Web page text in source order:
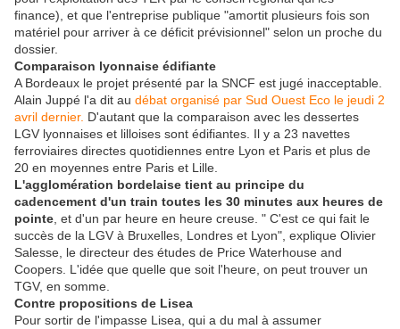
finance), et que l'entreprise publique "amortit plusieurs fois son
matériel pour arriver à ce déficit prévisionnel" selon un proche du
dossier.
Comparaison lyonnaise édifiante
A Bordeaux le projet présenté par la SNCF est jugé inacceptable.
Alain Juppé l'a dit au débat organisé par Sud Ouest Eco le jeudi 2
avril dernier. D'autant que la comparaison avec les dessertes
LGV lyonnaises et lilloises sont édifiantes. Il y a 23 navettes
ferroviaires directes quotidiennes entre Lyon et Paris et plus de
20 en moyennes entre Paris et Lille.
L'agglomération bordelaise tient au principe du
cadencement d'un train toutes les 30 minutes aux heures de
pointe , et d'un par heure en heure creuse. " C'est ce qui fait le
succès de la LGV à Bruxelles, Londres et Lyon", explique Olivier
Salesse, le directeur des études de Price Waterhouse and
Coopers. L'idée que quelle que soit l'heure, on peut trouver un
TGV, en somme.
Contre propositions de Lisea
Pour sortir de l'impasse Lisea, qui a du mal à assumer